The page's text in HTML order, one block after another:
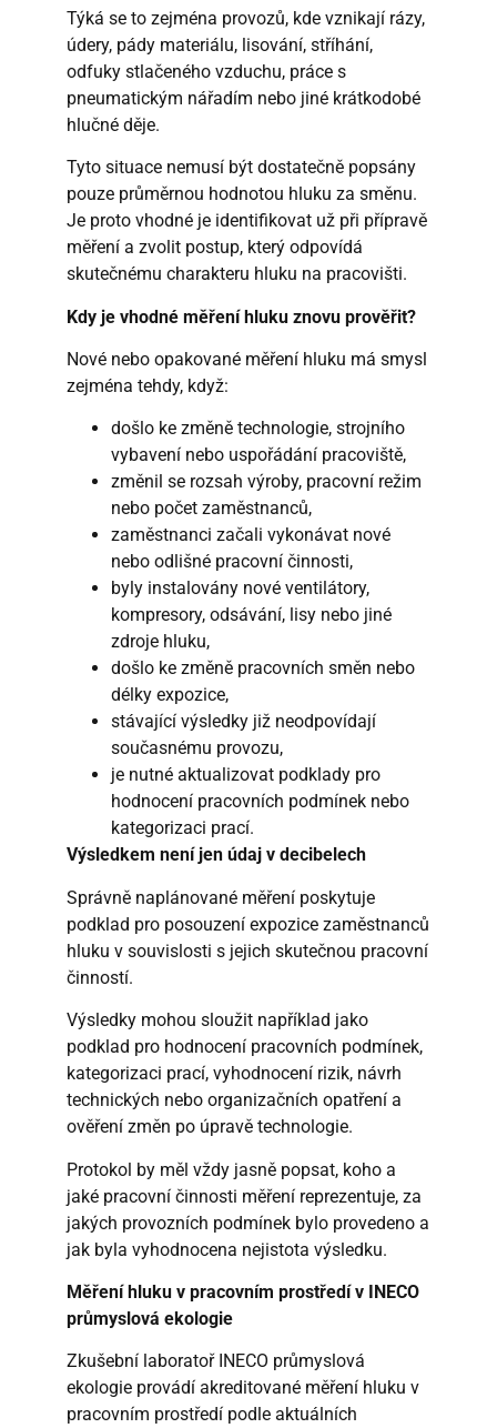
Týká se to zejména provozů, kde vznikají rázy,
údery, pády materiálu, lisování, stříhání,
odfuky stlačeného vzduchu, práce s
pneumatickým nářadím nebo jiné krátkodobé
hlučné děje.
Tyto situace nemusí být dostatečně popsány
pouze průměrnou hodnotou hluku za směnu.
Je proto vhodné je identifikovat už při přípravě
měření a zvolit postup, který odpovídá
skutečnému charakteru hluku na pracovišti.
Kdy je vhodné měření hluku znovu prověřit?
Nové nebo opakované měření hluku má smysl
zejména tehdy, když:
došlo ke změně technologie, strojního
vybavení nebo uspořádání pracoviště,
změnil se rozsah výroby, pracovní režim
nebo počet zaměstnanců,
zaměstnanci začali vykonávat nové
nebo odlišné pracovní činnosti,
byly instalovány nové ventilátory,
kompresory, odsávání, lisy nebo jiné
zdroje hluku,
došlo ke změně pracovních směn nebo
délky expozice,
stávající výsledky již neodpovídají
současnému provozu,
je nutné aktualizovat podklady pro
hodnocení pracovních podmínek nebo
kategorizaci prací.
Výsledkem není jen údaj v decibelech
Správně naplánované měření poskytuje
podklad pro posouzení expozice zaměstnanců
hluku v souvislosti s jejich skutečnou pracovní
činností.
Výsledky mohou sloužit například jako
podklad pro hodnocení pracovních podmínek,
kategorizaci prací, vyhodnocení rizik, návrh
technických nebo organizačních opatření a
ověření změn po úpravě technologie.
Protokol by měl vždy jasně popsat, koho a
jaké pracovní činnosti měření reprezentuje, za
jakých provozních podmínek bylo provedeno a
jak byla vyhodnocena nejistota výsledku.
Měření hluku v pracovním prostředí v INECO
průmyslová ekologie
Zkušební laboratoř INECO průmyslová
ekologie provádí akreditované měření hluku v
pracovním prostředí podle aktuálních